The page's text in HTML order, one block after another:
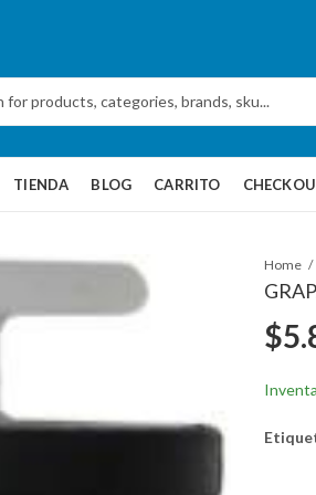
TIENDA BLOG CARRITO
Home
$